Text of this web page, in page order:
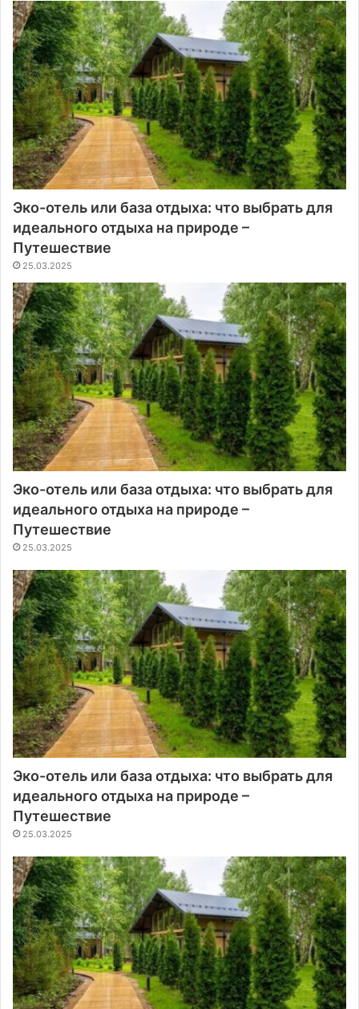
Эко-отель или база отдыха: что выбрать для
идеального отдыха на природе –
Путешествие
25.03.2025
Эко-отель или база отдыха: что выбрать для
идеального отдыха на природе –
Путешествие
25.03.2025
Эко-отель или база отдыха: что выбрать для
идеального отдыха на природе –
Путешествие
25.03.2025